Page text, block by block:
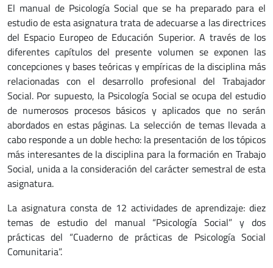
El manual de Psicología Social que se ha preparado para el
estudio de esta asignatura trata de adecuarse a las directrices
del Espacio Europeo de Educación Superior. A través de los
diferentes capítulos del presente volumen se exponen las
concepciones y bases teóricas y empíricas de la disciplina más
relacionadas con el desarrollo profesional del Trabajador
Social. Por supuesto, la Psicología Social se ocupa del estudio
de numerosos procesos básicos y aplicados que no serán
abordados en estas páginas. La selección de temas llevada a
cabo responde a un doble hecho: la presentación de los tópicos
más interesantes de la disciplina para la formación en Trabajo
Social, unida a la consideración del carácter semestral de esta
asignatura.
La asignatura consta de 12 actividades de aprendizaje: diez
temas de estudio del manual “Psicología Social” y dos
prácticas del “Cuaderno de prácticas de Psicología Social
Comunitaria”.